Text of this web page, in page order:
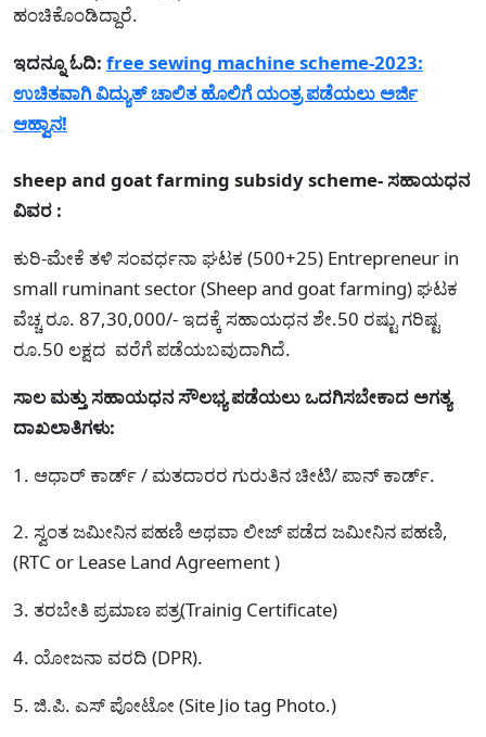
ಹಂಚಿಕೊಂಡಿದ್ದಾರೆ.
ಇದನ್ನೂ ಓದಿ: free sewing machine scheme-2023:
ಉಚಿತವಾಗಿ ವಿದ್ಯುತ್‌ ಚಾಲಿತ ಹೊಲಿಗೆ ಯಂತ್ರ ಪಡೆಯಲು ಅರ್ಜಿ
ಆಹ್ವಾನ!
sheep and goat farming subsidy scheme- ಸಹಾಯಧನ
ವಿವರ :
ಕುರಿ-ಮೇಕೆ ತಳಿ ಸಂವರ್ಧನಾ ಘಟಕ (500+25) Entrepreneur in
small ruminant sector (Sheep and goat farming) ಘಟಕ
ವೆಚ್ಚ ರೂ. 87,30,000/- ಇದಕ್ಕೆ ಸಹಾಯಧನ ಶೇ.50 ರಷ್ಟು ಗರಿಷ್ಟ
ರೂ.50 ಲಕ್ಷದ ವರೆಗೆ ಪಡೆಯಬವುದಾಗಿದೆ.
ಸಾಲ ಮತ್ತು ಸಹಾಯಧನ ಸೌಲಭ್ಯ ಪಡೆಯಲು ಒದಗಿಸಬೇಕಾದ ಅಗತ್ಯ
ದಾಖಲಾತಿಗಳು:
1. ಆಧಾರ್ ಕಾರ್ಡ್ / ಮತದಾರರ ಗುರುತಿನ ಚೀಟಿ/ ಪಾನ್ ಕಾರ್ಡ್.
2. ಸ್ವಂತ ಜಮೀನಿನ ಪಹಣಿ ಅಥವಾ ಲೀಜ್ ಪಡೆದ ಜಮೀನಿನ ಪಹಣಿ,
(RTC or Lease Land Agreement )
3. ತರಬೇತಿ ಪ್ರಮಾಣ ಪತ್ರ(Trainig Certificate)
4. ಯೋಜನಾ ವರದಿ (DPR).
5. ಜಿ.ಪಿ. ಎಸ್ ಪೋಟೋ (Site Jio tag Photo.)